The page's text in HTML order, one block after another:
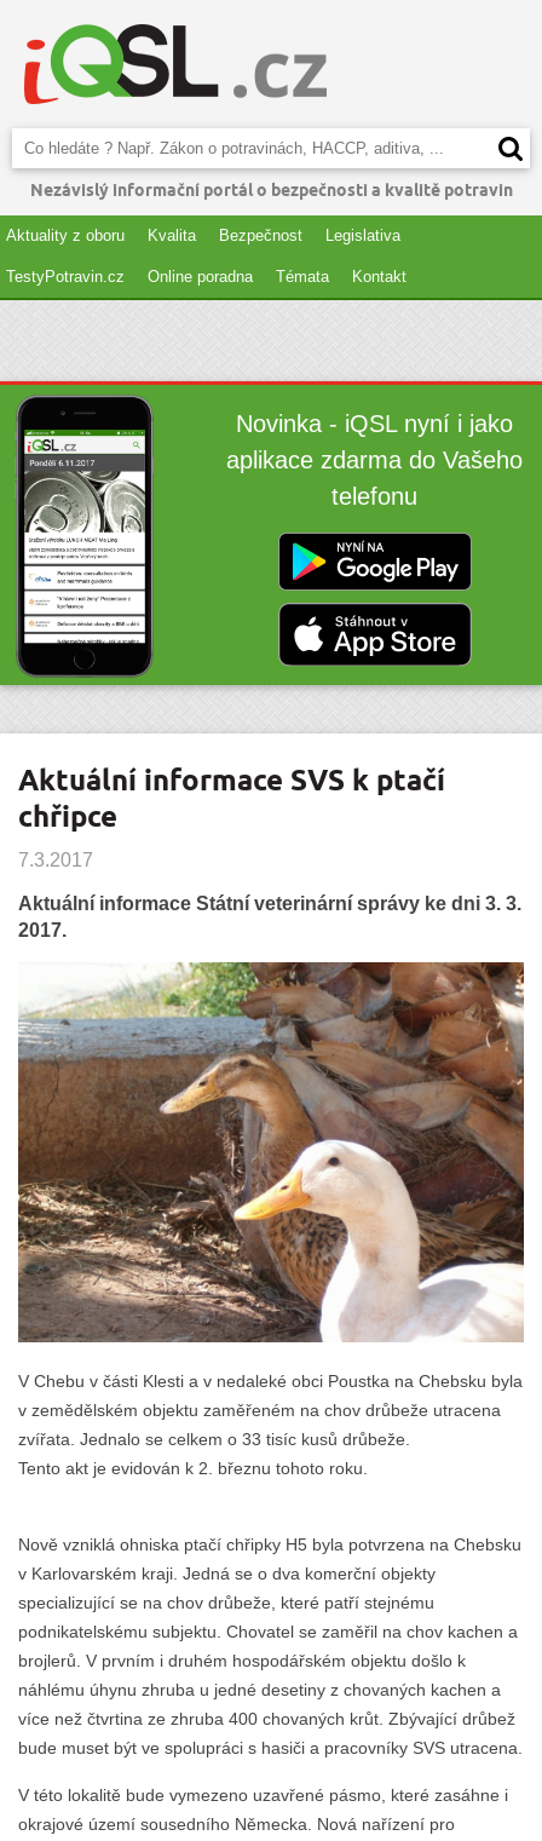
Nezávislý informační portál o bezpečnosti a kvalitě potravin
Aktuality z oboru Kvalita Bezpečnost Legislativa
TestyPotravin.cz Online poradna Témata Kontakt
Novinka - iQSL nyní i jako
aplikace zdarma do Vašeho
telefonu
Aktuální informace SVS k ptačí
chřipce
7.3.2017
Aktuální informace Státní veterinární správy ke dni 3. 3.
2017.
V Chebu v části Klesti a v nedaleké obci Poustka na Chebsku byla
v zemědělském objektu zaměřeném na chov drůbeže utracena
zvířata. Jednalo se celkem o 33 tisíc kusů drůbeže.
Tento akt je evidován k 2. březnu tohoto roku.
Nově vzniklá ohniska ptačí chřipky H5 byla potvrzena na Chebsku
v Karlovarském kraji. Jedná se o dva komerční objekty
specializující se na chov drůbeže, které patří stejnému
podnikatelskému subjektu. Chovatel se zaměřil na chov kachen a
brojlerů. V prvním i druhém hospodářském objektu došlo k
náhlému úhynu zhruba u jedné desetiny z chovaných kachen a
více než čtvrtina ze zhruba 400 chovaných krůt. Zbývající drůbež
bude muset být ve spolupráci s hasiči a pracovníky SVS utracena.
V této lokalitě bude vymezeno uzavřené pásmo, které zasáhne i
okrajové území sousedního Německa. Nová nařízení pro